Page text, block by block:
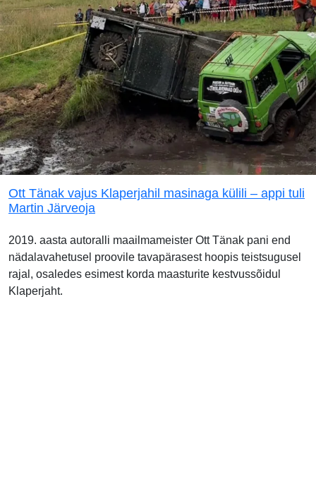
Ott Tänak vajus Klaperjahil masinaga külili – appi tuli
Martin Järveoja
2019. aasta autoralli maailmameister Ott Tänak pani end
nädalavahetusel proovile tavapärasest hoopis teistsugusel
rajal, osaledes esimest korda maasturite kestvussõidul
Klaperjaht.